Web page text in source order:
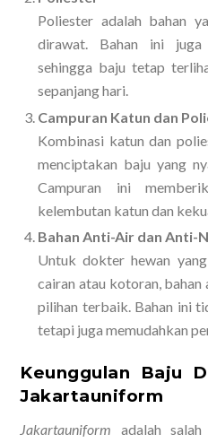
Poliester adalah bahan
dirawat. Bahan ini
sehingga baju tetap
sepanjang hari.
Campuran Katun dan
Kombinasi katun dan
menciptakan baju yang
Campuran ini
kelembutan katun dan
Bahan Anti-Air dan Anti-
Untuk dokter hewan
cairan atau kotoran,
pilihan terbaik. Bahan ini
tetapi juga memudahkan
Keunggulan Baju
Jakartauniform
Jakartauniform adalah